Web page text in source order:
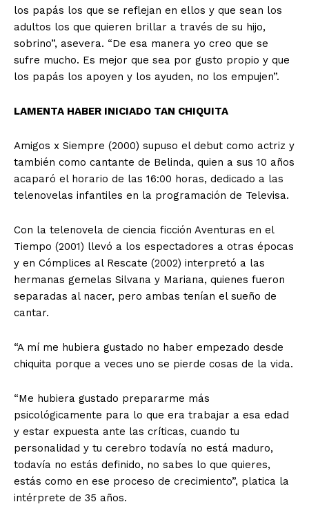
Del Siglo
SUSCRÍBETE AHORA
Empresa
Nosotros
Política de privacidad
Políticas del Sitio
Mi cuenta
los papás los que se reflejan en ellos y que sean los
adultos los que quieren brillar a través de su hijo,
sobrino”, asevera. “De esa manera yo creo que se
sufre mucho. Es mejor que sea por gusto propio y que
los papás los apoyen y los ayuden, no los empujen”.
LAMENTA HABER INICIADO TAN CHIQUITA
Amigos x Siempre (2000) supuso el debut como actriz y
también como cantante de Belinda, quien a sus 10 años
acaparó el horario de las 16:00 horas, dedicado a las
telenovelas infantiles en la programación de Televisa.
Con la telenovela de ciencia ficción Aventuras en el
Tiempo (2001) llevó a los espectadores a otras épocas
y en Cómplices al Rescate (2002) interpretó a las
hermanas gemelas Silvana y Mariana, quienes fueron
separadas al nacer, pero ambas tenían el sueño de
cantar.
“A mí me hubiera gustado no haber empezado desde
chiquita porque a veces uno se pierde cosas de la vida.
“Me hubiera gustado prepararme más
psicológicamente para lo que era trabajar a esa edad
y estar expuesta ante las críticas, cuando tu
personalidad y tu cerebro todavía no está maduro,
todavía no estás definido, no sabes lo que quieres,
estás como en ese proceso de crecimiento”, platica la
intérprete de 35 años.